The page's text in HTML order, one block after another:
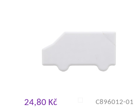
24,80 Kč C896012-01